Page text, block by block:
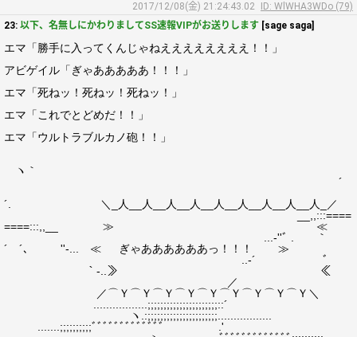
2017/12/08(金) 21:24:43.02
ID: WlWHA3WDo (79)
23: 以下、名無しにかわりましてSS速報VIPがお送りします [sage saga]
エマ「勝手に入ってくんじゃねええええええええ！！」
アビゲイル「ぎゃあああああ！！！」
エマ「死ねッ！死ねッ！死ねッ！」
エマ「これでとどめだ！！」
エマ「ウルトラブルカノ砲！！」
ヽ｀
´
´. ＼_人__人__人__人__人__人__人__人__人_／
__,,:::====
====:::,,__ ≫ ≪
...‐''ﾞ . ｀
´ ´､ ゝ ''‐... ≪ ぎゃああああああっ！！！ ≫
..‐´ ﾞ
｀‐..≫ ≪
／
／⌒Ｙ⌒Ｙ⌒Ｙ⌒Ｙ⌒Ｙ⌒Ｙ⌒Ｙ⌒Ｙ⌒Ｙ＼
.................;;;;;;;;;;;;;;;;;;;;;;::´
ヽ.:;;;;;;;;;;;;;;;;;;;;;;.................
.......;;;;;;;;;;ﾞﾞﾞﾞﾞﾞﾞﾞﾞﾞﾞﾞﾞ .'